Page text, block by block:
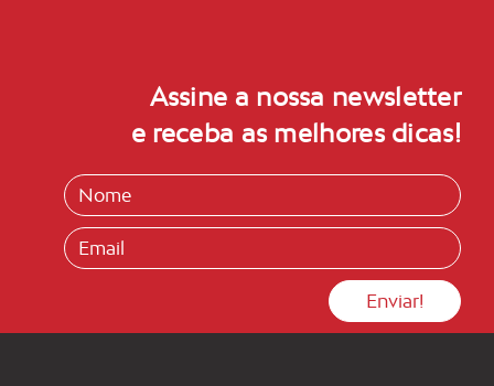
Assine a nossa newsletter
e receba as melhores dicas!